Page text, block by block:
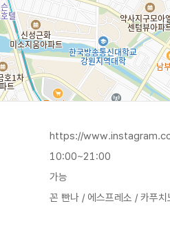
https://
10:00~21:00
가능
꼰 빤나 / 에스프레소 / 카푸치